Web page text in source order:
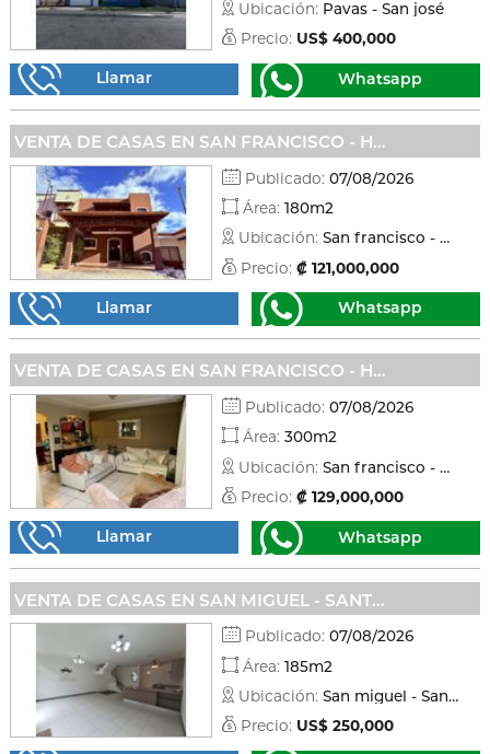
Ubicación: Pavas - San josé
Precio: US$ 400,000
Llamar Whatsapp
VENTA DE CASAS EN SAN FRANCISCO - HEREDIA
Publicado: 07/08/2026
Área: 180m2
Ubicación:
San francisco - Heredia
Precio: ₡ 121,000,000
Llamar Whatsapp
VENTA DE CASAS EN SAN FRANCISCO - HEREDIA
Publicado: 07/08/2026
Área: 300m2
Ubicación:
San francisco - Heredia
Precio: ₡ 129,000,000
Llamar Whatsapp
VENTA DE CASAS EN SAN MIGUEL - SANTO DOMINGO
Publicado: 07/08/2026
Área: 185m2
Ubicación:
San miguel - Santo domingo
Precio: US$ 250,000